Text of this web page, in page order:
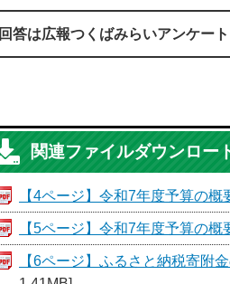
回答は広報つくばみらいアンケー
関連ファイルダウンロー
【4ページ】令和7年度予算の
【5ページ】令和7年度予算の
【6ページ】ふるさと納税寄附